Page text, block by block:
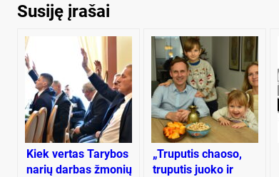
Susiję įrašai
Kiek vertas Tarybos
narių darbas žmonių
„Tru­pu­tis chao­so,
tru­pu­tis juo­ko ir